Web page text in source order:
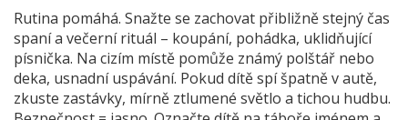
Rutina pomáhá. Snažte se zachovat přibližně stejný čas
spaní a večerní rituál – koupání, pohádka, uklidňující
písnička. Na cizím místě pomůže známý polštář nebo
deka, usnadní uspávání. Pokud dítě spí špatně v autě,
zkuste zastávky, mírně ztlumené světlo a tichou hudbu.